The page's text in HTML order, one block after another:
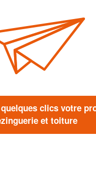
clics votre
et toiture